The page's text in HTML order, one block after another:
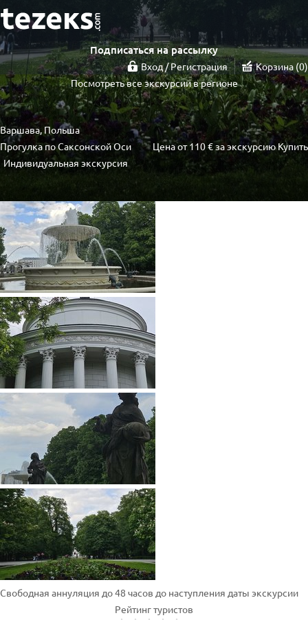
Подписаться на рассылку
Вход / Регистрация Корзина 0
Посмотреть все экскурсии в регионе
Варшава, Польша
Прогулка по Саксонской Оси
Индивидуальная экскурсия
Цена от 110 €за экскурсию Купить
Свободная аннуляция до 48 часов до наступления даты экскурсии
Рейтинг туристов